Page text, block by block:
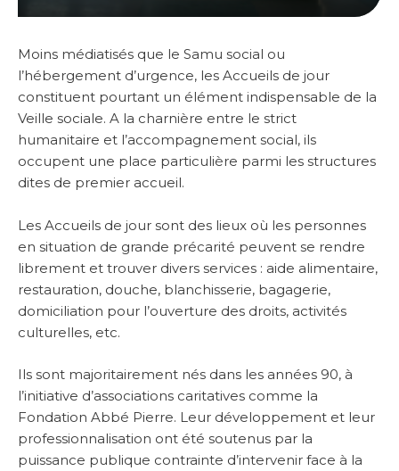
Moins médiatisés que le Samu social ou
l’hébergement d’urgence, les Accueils de jour
constituent pourtant un élément indispensable de la
Veille sociale. A la charnière entre le strict
humanitaire et l’accompagnement social, ils
occupent une place particulière parmi les structures
dites de premier accueil.
Les Accueils de jour sont des lieux où les personnes
en situation de grande précarité peuvent se rendre
librement et trouver divers services : aide alimentaire,
restauration, douche, blanchisserie, bagagerie,
domiciliation pour l’ouverture des droits, activités
culturelles, etc.
Ils sont majoritairement nés dans les années 90, à
l’initiative d’associations caritatives comme la
Fondation Abbé Pierre. Leur développement et leur
professionnalisation ont été soutenus par la
puissance publique contrainte d’intervenir face à la